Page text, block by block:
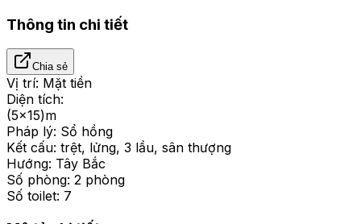
Thông tin chi tiết
Chia sẻ
Vị trí: Mặt tiền
Diện tích:
(5x15)m
Pháp lý: Sổ hồng
Kết cấu: trệt, lửng, 3 lầu, sân thượng
Hướng: Tây Bắc
Số phòng: 2 phòng
Số toilet: 7